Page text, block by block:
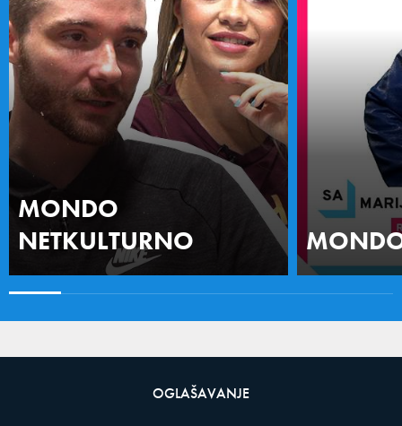
MONDO
NETKULTURNO
OGLAŠAVANJE